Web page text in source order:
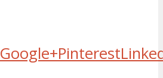
Google+Pinterest